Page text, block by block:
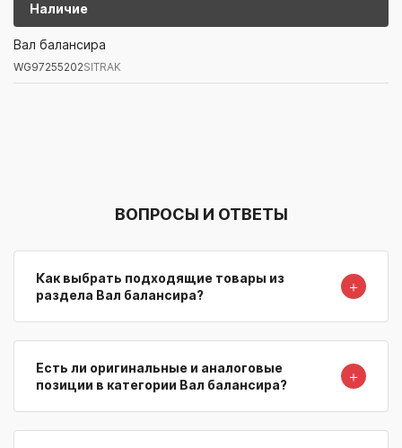
Наличие
Артикул/БрендНаименование
WG97255202SITRAK
Вал балансира
WG97255202SITRAK
ВОПРОСЫ И ОТВЕТЫ
Как выбрать подходящие товары из
раздела Вал балансира?
＋
Есть ли оригинальные и аналоговые
позиции в категории Вал балансира?
＋